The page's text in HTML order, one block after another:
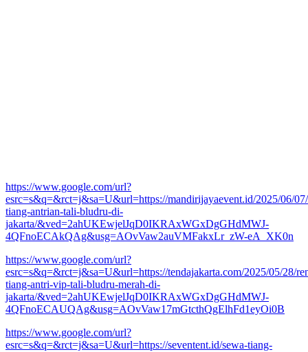
https://www.google.com/url?
esrc=s&q=&rct=j&sa=U&url=https://mandirijayaevent.id/2025/06/
tiang-antrian-tali-bludru-di-
jakarta/&ved=2ahUKEwjelJqD0IKRAxWGxDgGHdMWJ-
4QFnoECAkQAg&usg=AOvVaw2auVMFakxLr_zW-eA_XK0n
https://www.google.com/url?
esrc=s&q=&rct=j&sa=U&url=https://tendajakarta.com/2025/05/28/
tiang-antri-vip-tali-bludru-merah-di-
jakarta/&ved=2ahUKEwjelJqD0IKRAxWGxDgGHdMWJ-
4QFnoECAUQAg&usg=AOvVaw17mGtcthQgElhFd1eyOi0B
https://www.google.com/url?
esrc=s&q=&rct=j&sa=U&url=https://seventent.id/sewa-tiang-